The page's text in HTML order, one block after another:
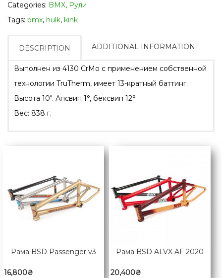
Categories: BMX, Рули
Tags: bmx, hulk, kink
DESCRIPTION ADDITIONAL INFORMATION
Выполнен из 4130 CrMo с применением собственной
технологии TruTherm, имеет 13-кратный баттинг.
Высота 10″. Апсвип 1°, бексвип 12°.
Вес: 838 г.
Рама BSD Passenger v3
16,800₴
Рама BSD ALVX AF 2020
20,400₴